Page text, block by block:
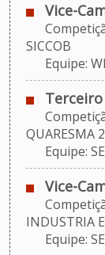
Vice-
SICCOB
Equipe:
QUARESMA
Equipe:
Vice-
INDUSTRIA
Equipe: